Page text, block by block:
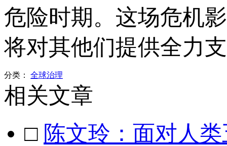
危险时期。这场危机
将对其他们提供全力
分类： 全球治理
相关文章
□ 陈文玲：面对人